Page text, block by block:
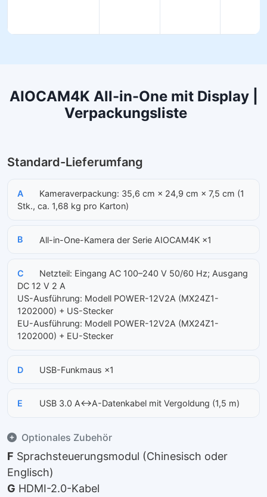
AIOCAM4K All-in-One mit Display |
Verpackungsliste
Standard-Lieferumfang
A
Kameraverpackung: 35,6 cm × 24,9 cm × 7,5 cm (1
Stk., ca. 1,68 kg pro Karton)
B All-in-One-Kamera der Serie AIOCAM4K ×1
C
Netzteil: Eingang AC 100–240 V 50/60 Hz; Ausgang
DC 12 V 2 A
US-Ausführung: Modell POWER-12V2A (MX24Z1-
1202000) + US-Stecker
EU-Ausführung: Modell POWER-12V2A (MX24Z1-
1202000) + EU-Stecker
D USB-Funkmaus ×1
E USB 3.0 A↔A-Datenkabel mit Vergoldung (1,5 m)
Optionales Zubehör
F Sprachsteuerungsmodul (Chinesisch oder
Englisch)
G HDMI-2.0-Kabel